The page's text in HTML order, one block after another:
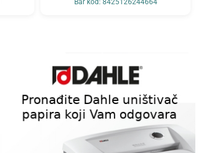
Bar kod: 8425126244664